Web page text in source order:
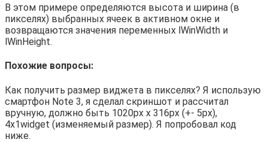
В этом примере определяются высота и ширина (в
пикселях) выбранных ячеек в активном окне и
возвращаются значения переменных lWinWidth и
lWinHeight.
Похожие вопросы:
Как получить размер виджета в пикселях? Я использую
смартфон Note 3, я сделал скриншот и рассчитал
вручную, должно быть 1020px x 316px (+- 5px),
4x1widget (изменяемый размер). Я попробовал код
ниже.